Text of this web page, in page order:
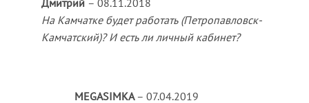
Дмитрий – 08.11.2018
На Камчатке будет работать (Петропавловск-
Камчатский)? И есть ли личный кабинет?
MEGASIMKA – 07.04.2019